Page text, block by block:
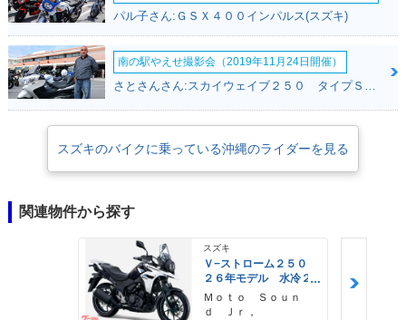
パル子さん:ＧＳＸ４００インパルス(スズキ)
南の駅やえせ撮影会（2019年11月24日開催）
スズキのバイクに乗っている沖縄のライダーを見る
関連物件から探す
スズキ
Ｖ−ストローム２５０
２６年モデル 水冷２
気筒エンジン ＬＥＤ
ヘッドライト標準装備
Ｍｏｔｏ Ｓｏｕｎ
ｄ Ｊｒ，